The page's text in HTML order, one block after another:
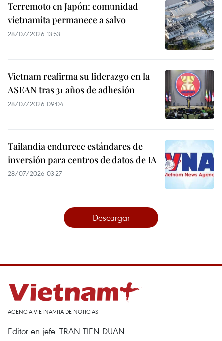
Terremoto en Japón: comunidad
vietnamita permanece a salvo
28/07/2026 13:53
Vietnam reafirma su liderazgo en la
ASEAN tras 31 años de adhesión
28/07/2026 09:04
Tailandia endurece estándares de
inversión para centros de datos de IA
28/07/2026 03:27
Descargar
AGENCIA VIETNAMITA DE NOTICIAS
Editor en jefe: TRAN TIEN DUAN